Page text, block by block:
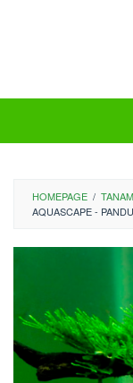
HOMEPAGE /
AQUASCAPE -